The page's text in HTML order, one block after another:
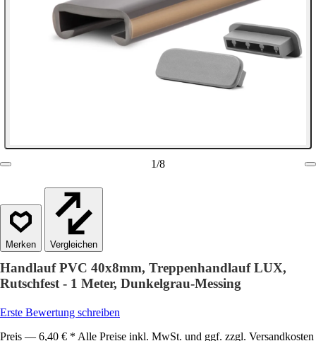
1/8
Vergleichen
Handlauf PVC 40x8mm, Treppenhandlauf LUX,
Rutschfest - 1 Meter, Dunkelgrau-Messing
Erste Bewertung schreiben
Preis — 6,40 € * Alle Preise inkl. MwSt. und ggf. zzgl. Versandkosten